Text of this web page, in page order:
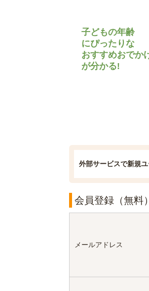
子どもの年齢
にぴったりな
おすすめおでか
が分かる!
外部サービスで新規
会員登録（無料）
メールアドレス